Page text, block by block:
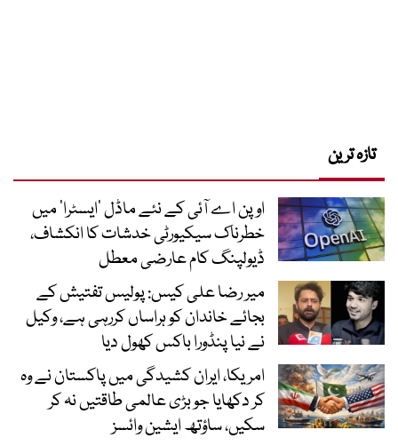
تازہ ترین
اوپن اے آئی کے نئے ماڈل ’ایسٹرا‘ میں
خطرناک سیکیورٹی خدشات کا انکشاف،
ڈیولپنگ کام عارضی معطل
میر رضا علی کیس: پولیس تفتیش کے
بجائے خاندان کو ہراساں کررہی ہے، وکیل
نے نیا پنڈورا باکس کھول دیا
امریکا، ایران کشیدگی میں پاکستان نے وہ
کر دکھایا جو بڑی عالمی طاقتیں نہ کر
سکیں، ساؤتھ ایشین وائسز